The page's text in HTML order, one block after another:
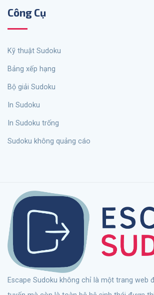
Công Cụ
Kỹ thuật Sudoku
Bảng xếp hạng
Bộ giải Sudoku
In Sudoku
In Sudoku trống
Sudoku không quảng cáo
Escape Sudoku không chỉ là một trang web để chơi Sudoku trực